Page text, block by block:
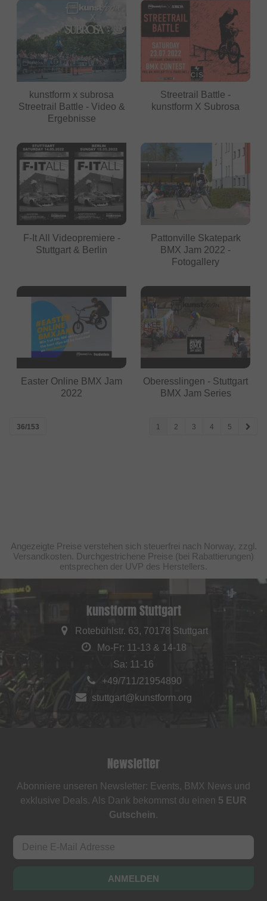
kunstform x subrosa
Streetrail Battle - Video &
Ergebnisse
Streetrail Battle -
kunstform X Subrosa
F-It All Videopremiere -
Stuttgart & Berlin
Pattonville Skatepark
BMX Jam 2022 -
Fotogallery
Easter Online BMX Jam
2022
Oberesslingen - Stuttgart
BMX Jam Series
36/153 1 2 3 4 5
Angezeigte Preise verstehen sich steuerfrei nach Norway, zzgl.
Versandkosten. Durchgestrichene Preise (bei Rabattierungen)
entsprechen der UVP des Herstellers.
kunstform Stuttgart
Rotebühlstr. 63, 70178 Stuttgart
Mo-Fr: 11-13 & 14-18
Sa: 11-16
+49/711/21954890
stuttgart@kunstform.org
Newsletter
Abonniere unseren Newsletter: Events, BMX News und
exklusive Deals. Als Dank bekommst du einen 5 EUR
Gutschein.
ANMELDEN